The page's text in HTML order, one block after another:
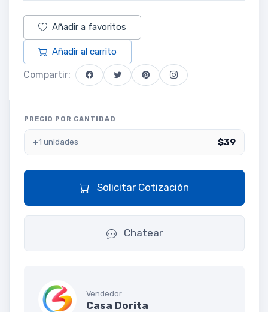
Añadir a favoritos
Añadir al carrito
Compartir:
PRECIO POR CANTIDAD
+1 unidades $39
Solicitar Cotización
Chatear
Vendedor
Casa Dorita